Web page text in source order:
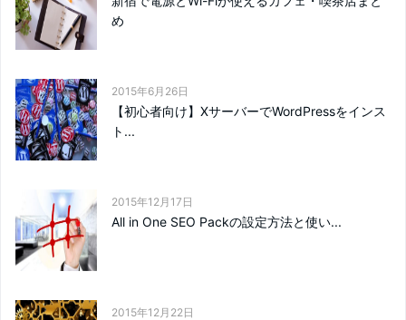
め
2015年6月26日
【初心者向け】XサーバーでWordPressをインス
ト...
2015年12月17日
All in One SEO Packの設定方法と使い...
2015年12月22日